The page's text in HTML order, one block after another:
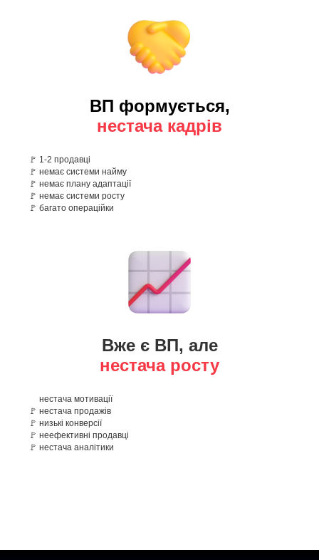
ВП формується,
нестача кадрів
🚩 1-2 продавці
🚩 немає системи найму
🚩 немає плану адаптації
🚩 немає системи росту
🚩 багато операційки
Вже є ВП, але
нестача росту
нестача мотивації
🚩 нестача продажів
🚩 низькі конверсії
🚩 неефективні продавці
🚩 нестача аналітики